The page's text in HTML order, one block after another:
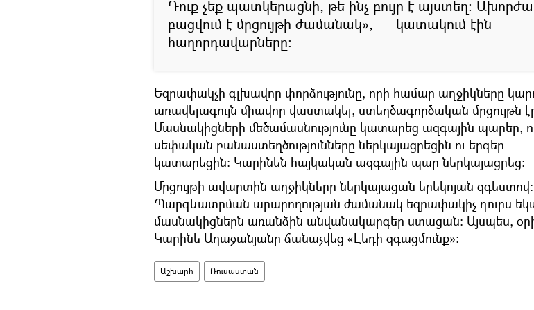
Դուք չեք պատկերացնի, թե ինչ բույր է այստեղ։
բացվում է մրցույթի ժամանակ», — կատակում էին
հաղորդավարները։
Եզրափակչի գլխավոր փորձությունը, որի համար աղջիկները
առավելագույն միավոր վաստակել, ստեղծագործական մրցույթն
Մասնակիցների մեծամասնությունը կատարեց ազգային պարեր,
սեփական բանաստեղծությունները ներկայացրեցին ու երգեր
կատարեցին։ Կարինեն հայկական ազգային պար ներկայացրեց։
Մրցույթի ավարտին աղջիկները ներկայացան երեկոյան զգեստով։
Պարգևատրման արարողության ժամանակ եզրափակիչ դուրս
մասնակիցներն առանձին անվանակարգեր ստացան։ Այսպես,
Կարինե Աղաջանյանը ճանաչվեց «Լեդի զգացմունք»։
Աշխարհ Ռուսաստան